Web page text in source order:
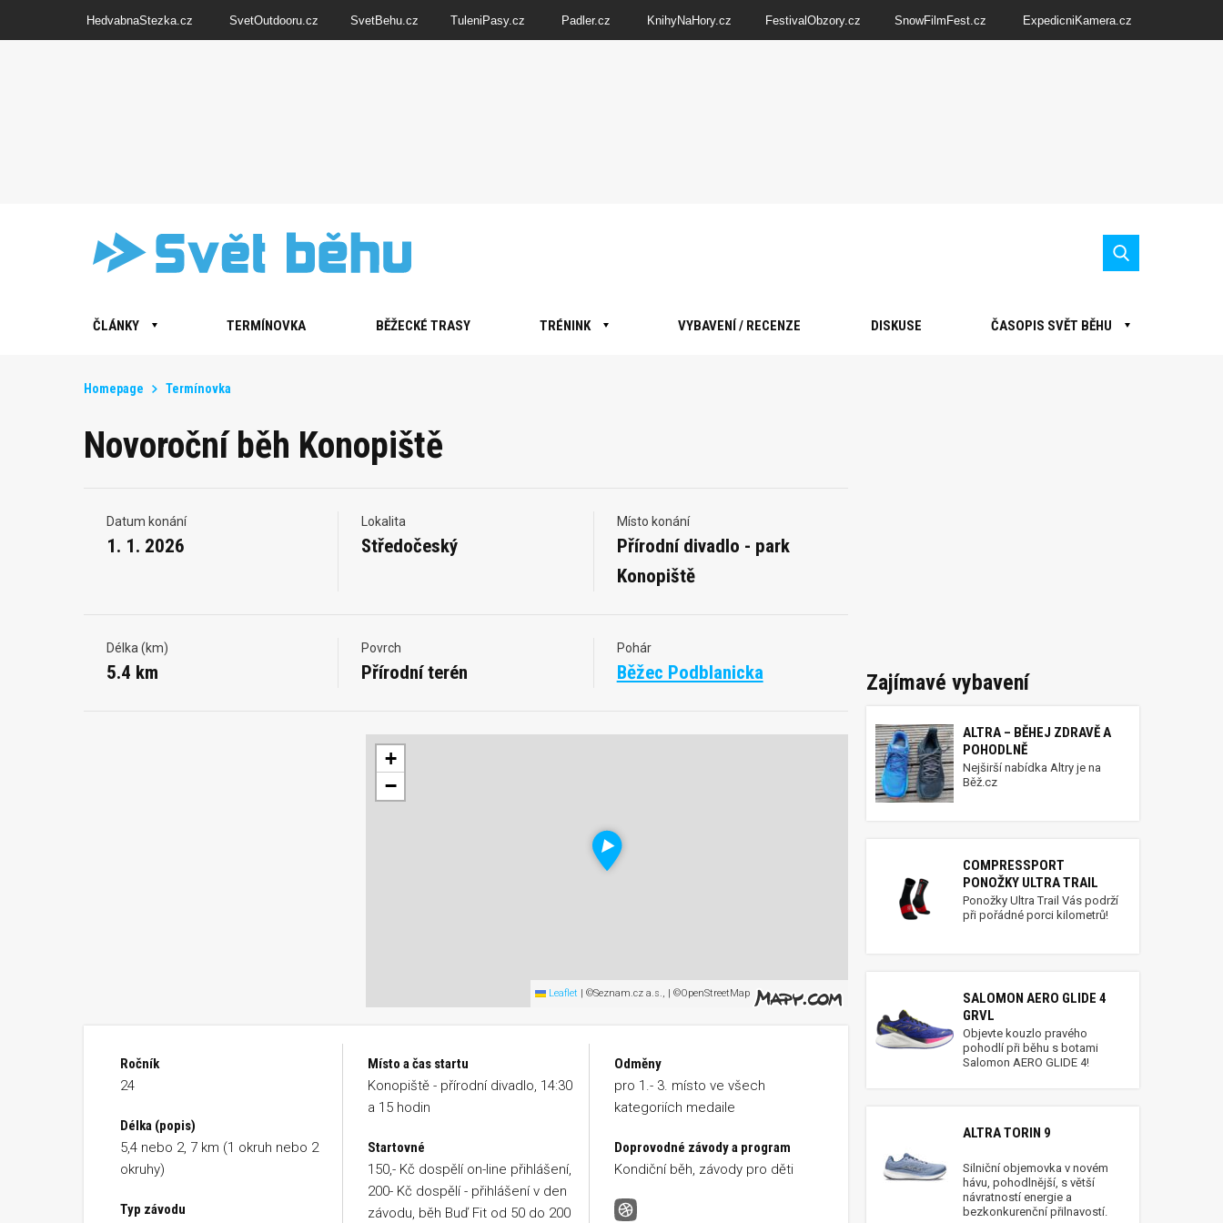
HedvabnaStezka.cz SvetOutdooru.cz SvetBehu.cz TuleniPasy.cz Padler.cz KnihyNaHory.cz FestivalObzory.cz SnowFilmFest.cz ExpedicniKamera.cz
ČLÁNKY TERMÍNOVKA BĚŽECKÉ TRASY TRÉNINK VYBAVENÍ / RECENZE DISKUSE ČASOPIS SVĚT BĚHU
Homepage Termínovka
Novoroční běh Konopiště
Datum konání
1. 1. 2026
Lokalita
Středočeský
Místo konání
Přírodní divadlo - park
Konopiště
Délka (km)
5.4 km
Povrch
Přírodní terén
Pohár
Běžec Podblanicka
+
−
Leaflet | ©Seznam.cz a.s., | ©OpenStreetMap
Ročník
24
Délka (popis)
5,4 nebo 2, 7 km (1 okruh nebo 2
okruhy)
Typ závodu
Místo a čas startu
Konopiště - přírodní divadlo, 14:30
a 15 hodin
Startovné
150,- Kč dospělí on-line přihlášení,
200- Kč dospělí - přihlášení v den
závodu, běh Buď Fit od 50 do 200
Odměny
pro 1.- 3. místo ve všech
kategoriích medaile
Doprovodné závody a program
Kondiční běh, závody pro děti
Zajímavé vybavení
ALTRA – BĚHEJ ZDRAVĚ A
POHODLNĚ
Nejširší nabídka Altry je na
Běž.cz
COMPRESSPORT
PONOŽKY ULTRA TRAIL
Ponožky Ultra Trail Vás podrží
při pořádné porci kilometrů!
SALOMON AERO GLIDE 4
GRVL
Objevte kouzlo pravého
pohodlí při běhu s botami
Salomon AERO GLIDE 4!
ALTRA TORIN 9
Silniční objemovka v novém
hávu, pohodlnější, s větší
návratností energie a
bezkonkurenční přilnavostí.